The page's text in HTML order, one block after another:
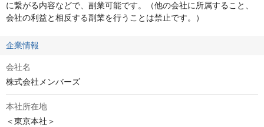
に繋がる内容などで、副業可能です。（他の会社に所属すること、
会社の利益と相反する副業を行うことは禁止です。）
企業情報
会社名
株式会社メンバーズ
本社所在地
＜東京本社＞